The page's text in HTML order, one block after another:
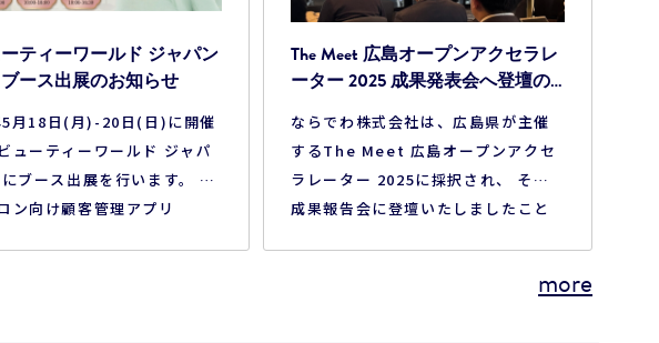
ーティーワールド ジャパン
ース出展のお知らせ
月18日(月)-20日(日)に開催
ューティーワールド ジャパ
ブース出展を行います。 当
ン向け顧客管理アプリ
The Meet 広島オープンアクセラレ
ーター 2025 成果発表会へ登壇の
ならでわ株式会社は、広島県が主催
するThe Meet 広島オープンアクセ
ラレーター 2025に採択され、 その
成果報告会に登壇いたしましたこと
ドリスニングプラットフォーム」にmore